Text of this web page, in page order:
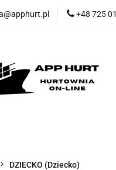
+48 725
KATEGORIE
DZIECKO (Dziecko)